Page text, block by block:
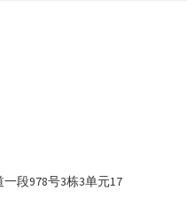
段978号3栋3单元17